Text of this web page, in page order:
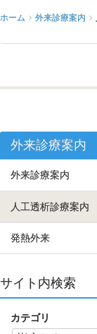
ホーム 外来診療案内
外来診療案内
外来診療案内
人工透析診療案内
発熱外来
サイト内検索
カテゴリ